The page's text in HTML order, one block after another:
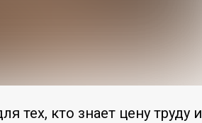
тех, кто знает цену труду и